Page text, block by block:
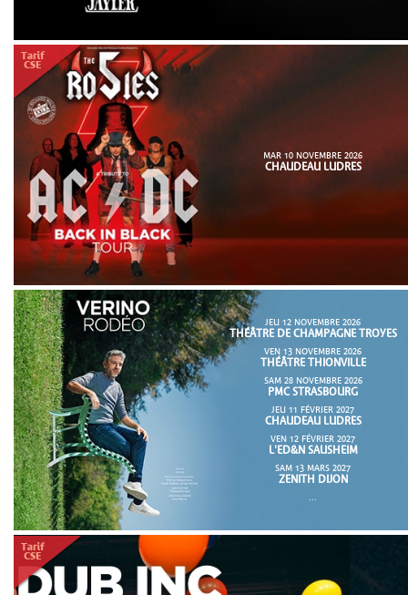
MAR 10 NOVEMBRE 2026
CHAUDEAU LUDRES
JEU 12 NOVEMBRE 2026
THÉÂTRE DE CHAMPAGNE TROYES
VEN 13 NOVEMBRE 2026
THÉÂTRE THIONVILLE
SAM 28 NOVEMBRE 2026
PMC STRASBOURG
JEU 11 FÉVRIER 2027
CHAUDEAU LUDRES
VEN 12 FÉVRIER 2027
L'ED&N SAUSHEIM
SAM 13 MARS 2027
ZENITH DIJON
...